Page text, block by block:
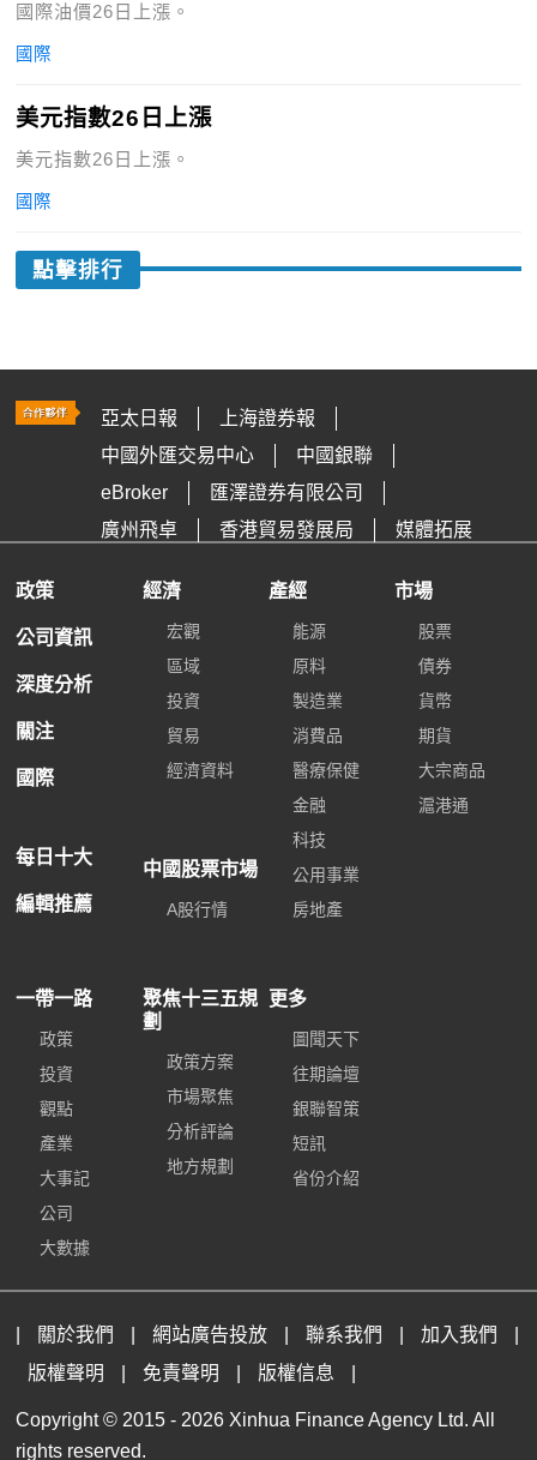
國際油價26日上漲。
國際
美元指數26日上漲
美元指數26日上漲。
國際
點擊排行
亞太日報
上海證券報
中國外匯交易中心
中國銀聯
eBroker
匯澤證券有限公司
廣州飛卓
香港貿易發展局 媒體拓展
政策
公司資訊
深度分析
關注
國際
每日十大
編輯推薦
經濟
宏觀
區域
投資
貿易
經濟資料
中國股票市場
A股行情
產經
能源
原料
製造業
消費品
醫療保健
金融
科技
公用事業
房地產
市場
股票
債券
貨幣
期貨
大宗商品
滬港通
一帶一路
政策
投資
觀點
產業
大事記
公司
大數據
聚焦十三五規
劃
政策方案
市場聚焦
分析評論
地方規劃
更多
圖聞天下
往期論壇
銀聯智策
短訊
省份介紹
關於我們 網站廣告投放 聯系我們 加入我們
版權聲明
免責聲明 版權信息
Copyright © 2015 - 2026 Xinhua Finance Agency Ltd. All
rights reserved.